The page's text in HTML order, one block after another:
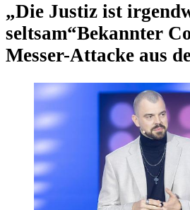
„Die Justiz ist
seltsam“Bekannter
Messer-Attacke aus